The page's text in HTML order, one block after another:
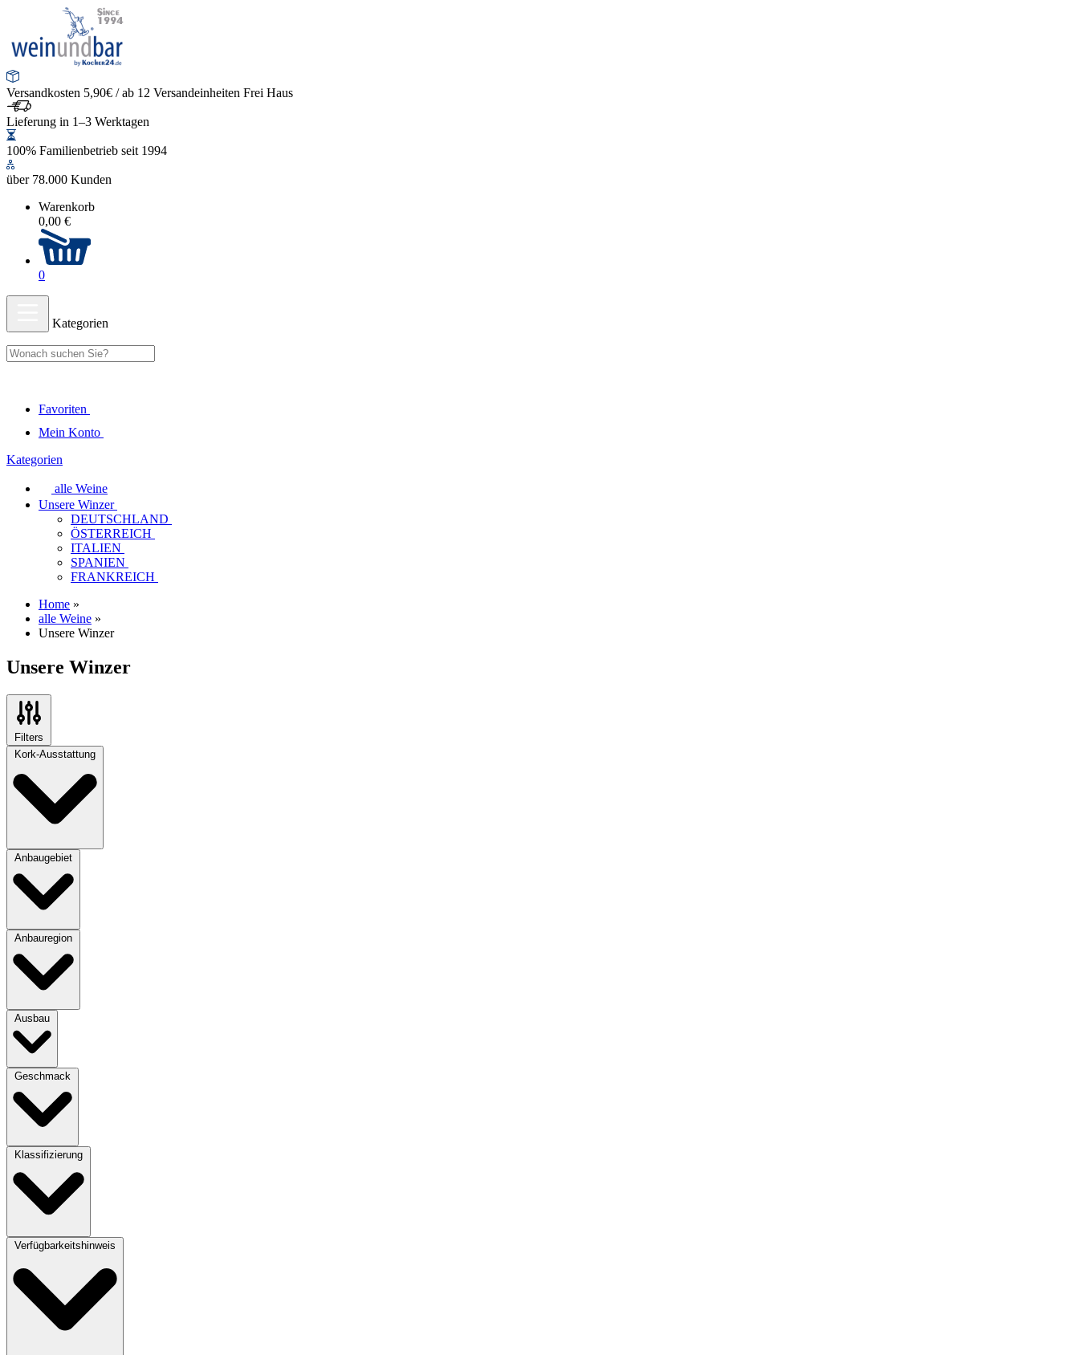
Versandkosten 5,90€ / ab 12 Versandeinheiten Frei Haus
Lieferung in 1–3 Werktagen
100% Familienbetrieb seit 1994
über 78.000 Kunden
Warenkorb
0,00 €
0
Kategorien
Favoriten
Mein Konto
Kategorien
alle Weine
Unsere Winzer
DEUTSCHLAND
ÖSTERREICH
ITALIEN
SPANIEN
FRANKREICH
Home »
alle Weine »
Unsere Winzer
Unsere Winzer
Filters
Kork-Ausstattung
Anbaugebiet
Anbauregion
Ausbau
Geschmack
Klassifizierung
Verfügbarkeitshinweis